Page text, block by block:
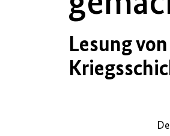
Lesung